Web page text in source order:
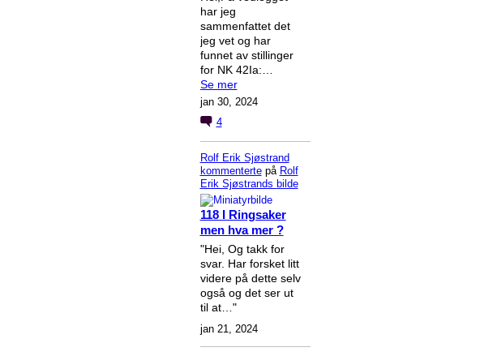
har jeg
sammenfattet det
jeg vet og har
funnet av stillinger
for NK 42Ia:…
Se mer
jan 30, 2024
4
Rolf Erik Sjøstrand
kommentertepå Rolf
Erik Sjøstrands bilde
118 I Ringsaker
men hva mer ?
"Hei, Og takk for
svar. Har forsket litt
videre på dette selv
også og det ser ut
til at…"
jan 21, 2024